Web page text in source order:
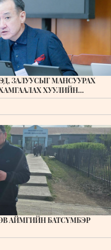
ЗАЛУУСЫГ МАНСУУРАХ
ХУУЛИЙН
АЙМГИЙН БАТСҮМБЭР